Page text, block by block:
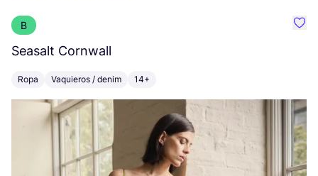
B
Seasalt Cornwall
Ropa Vaquieros / denim 14+